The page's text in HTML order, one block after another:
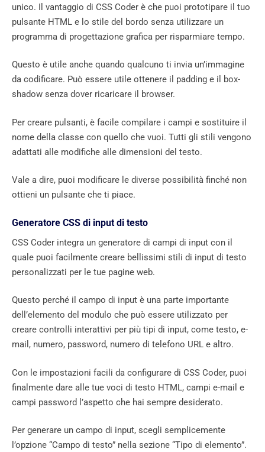
unico. Il vantaggio di CSS Coder è che puoi prototipare il tuo
pulsante HTML e lo stile del bordo senza utilizzare un
programma di progettazione grafica per risparmiare tempo.
Questo è utile anche quando qualcuno ti invia un’immagine
da codificare. Può essere utile ottenere il padding e il box-
shadow senza dover ricaricare il browser.
Per creare pulsanti, è facile compilare i campi e sostituire il
nome della classe con quello che vuoi. Tutti gli stili vengono
adattati alle modifiche alle dimensioni del testo.
Vale a dire, puoi modificare le diverse possibilità finché non
ottieni un pulsante che ti piace.
Generatore CSS di input di testo
CSS Coder integra un generatore di campi di input con il
quale puoi facilmente creare bellissimi stili di input di testo
personalizzati per le tue pagine web.
Questo perché il campo di input è una parte importante
dell’elemento del modulo che può essere utilizzato per
creare controlli interattivi per più tipi di input, come testo, e-
mail, numero, password, numero di telefono URL e altro.
Con le impostazioni facili da configurare di CSS Coder, puoi
finalmente dare alle tue voci di testo HTML, campi e-mail e
campi password l’aspetto che hai sempre desiderato.
Per generare un campo di input, scegli semplicemente
l’opzione “Campo di testo” nella sezione “Tipo di elemento”.